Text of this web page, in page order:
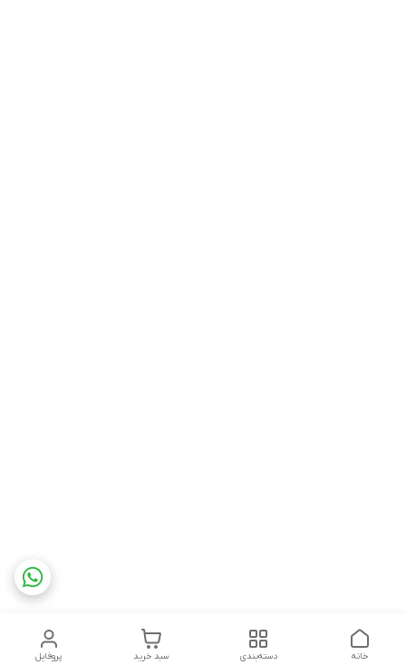
پروفایل سبد خرید دسته‌بندی خانه